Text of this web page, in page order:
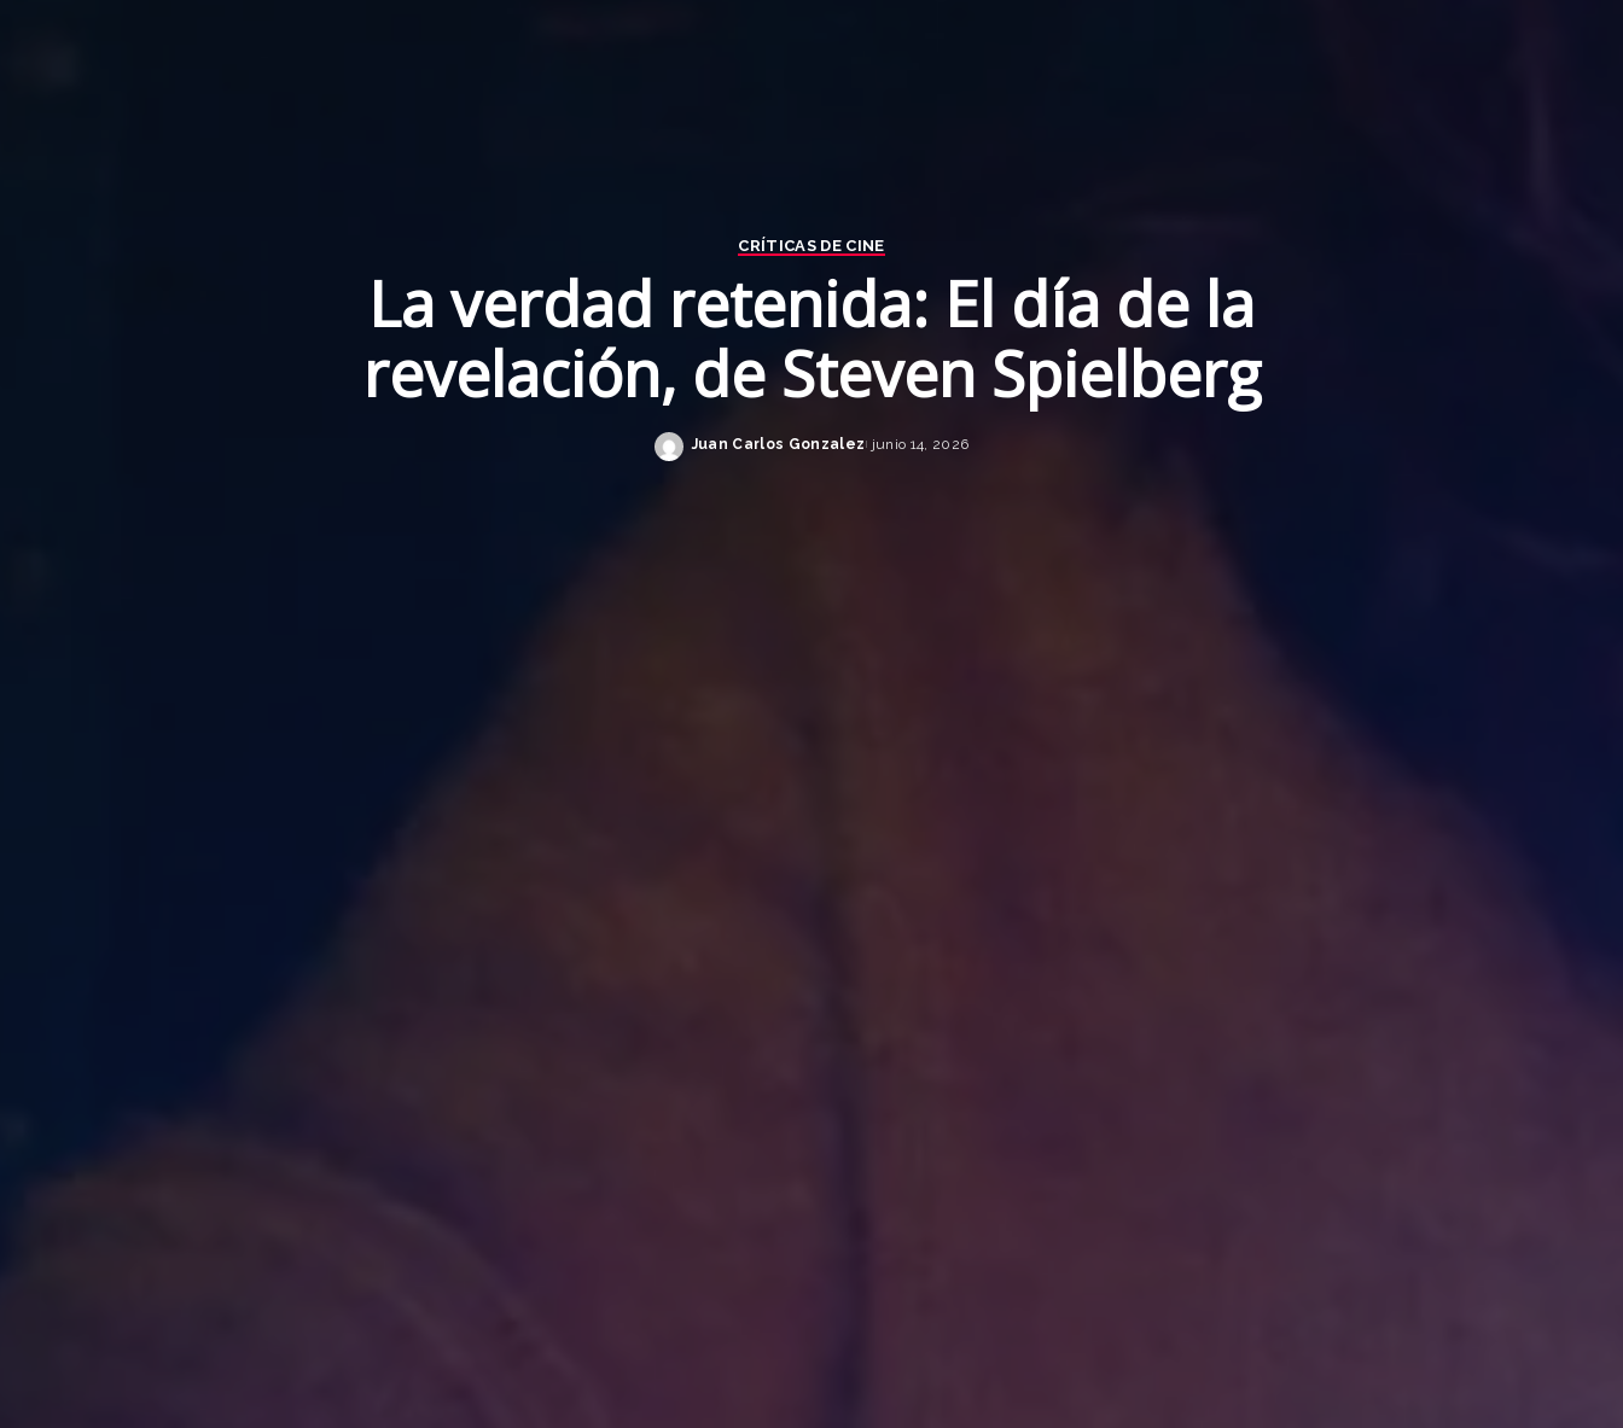
CRÍTICAS DE CINE
La verdad retenida: El día de la
revelación, de Steven Spielberg
Posted
Juan Carlos Gonzalez junio 14, 2026